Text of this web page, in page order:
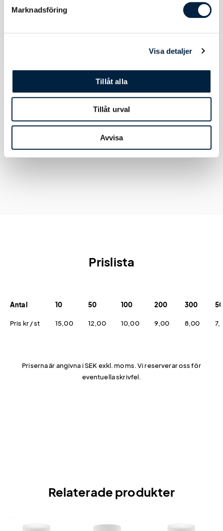
Marknadsföring
Visa detaljer
Tillåt alla
Tillåt urval
Avvisa
Vikt 20 gram
Prislista
Antal 10 50 100 200 300
Pris kr / st 15,00 12,00 10,00 9,00 8,00
Priserna är angivna i SEK exkl. moms. Vi reserverar oss för
eventuella skrivfel.
Relaterade produkter